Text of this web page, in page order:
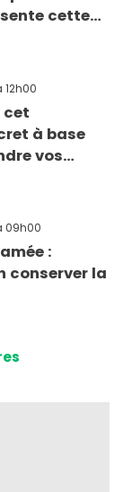
cette
12h00
cet
à base
vos
09h00
:
conserver la